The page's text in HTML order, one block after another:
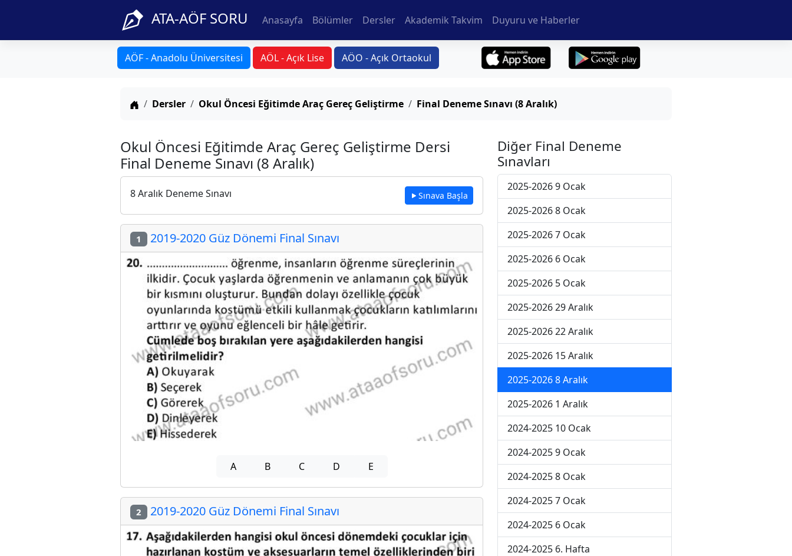
ATA-AÖF SORU Anasayfa Bölümler Dersler Akademik Takvim Duyuru ve Haberler
AÖF - Anadolu Üniversitesi AÖL - Açık Lise AÖO - Açık Ortaokul
Anasayfa
Dersler Okul Öncesi Eğitimde Araç Gereç Geliştirme Final Deneme Sınavı (8 Aralık)
Okul Öncesi Eğitimde Araç Gereç Geliştirme Dersi
Final Deneme Sınavı (8 Aralık)
8 Aralık Deneme Sınavı Sınava Başla
1 2019-2020 Güz Dönemi Final Sınavı
A B C D E
2 2019-2020 Güz Dönemi Final Sınavı
Diğer Final Deneme
Sınavları
2025-2026 9 Ocak
2025-2026 8 Ocak
2025-2026 7 Ocak
2025-2026 6 Ocak
2025-2026 5 Ocak
2025-2026 29 Aralık
2025-2026 22 Aralık
2025-2026 15 Aralık
2025-2026 8 Aralık
2025-2026 1 Aralık
2024-2025 10 Ocak
2024-2025 9 Ocak
2024-2025 8 Ocak
2024-2025 7 Ocak
2024-2025 6 Ocak
2024-2025 6. Hafta